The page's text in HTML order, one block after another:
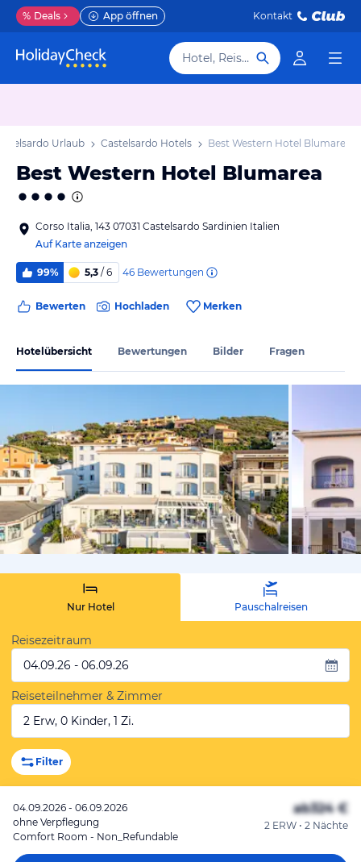
% Deals App öffnen Kontakt
Hotel, Reiseziel
Urlaub Castelsardo Hotels Best Western Hotel Blumarea
Best Western Hotel Blumarea
Corso Italia, 143 07031 Castelsardo Sardinien Italien
Auf Karte anzeigen
99% 5,3 / 6 46 Bewertungen
Bewerten Hochladen Merken
Hotelübersicht Bewertungen Bilder Fragen
vom
Nur Hotel Pauschalreisen
Reisezeitraum
04.09.26 - 06.09.26
Reiseteilnehmer & Zimmer
2 Erw, 0 Kinder, 1 Zi.
Filter
04.09.2026 - 06.09.2026
ohne Verpflegung
Comfort Room - Non_Refundable
ab324 €
2 ERW • 2 Nächte